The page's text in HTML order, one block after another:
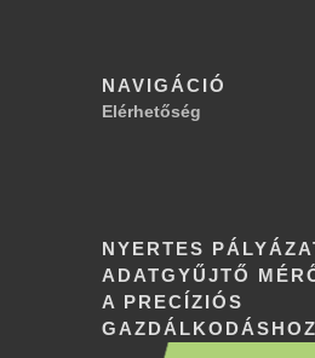
NAVIGÁCIÓ
Elérhetőség
NYERTES
ADATGYŰJTŐ
A PRECÍZIÓS
GAZDÁLKODÁSHOZ